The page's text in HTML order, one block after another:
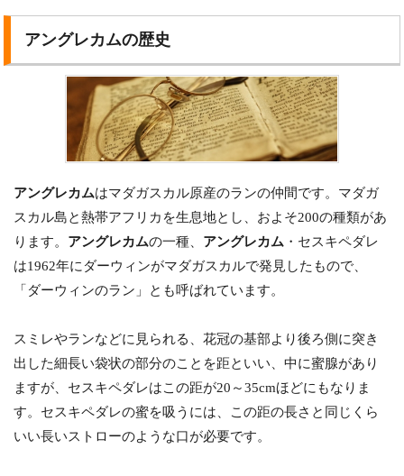
アングレカムの歴史
アングレカムはマダガスカル原産のランの仲間です。マダガ
スカル島と熱帯アフリカを生息地とし、およそ200の種類があ
ります。 アングレカムの一種、 アングレカム ・セスキペダレ
は1962年にダーウィンがマダガスカルで発見したもので、
「ダーウィンのラン」とも呼ばれています。
スミレやランなどに見られる、花冠の基部より後ろ側に突き
出した細長い袋状の部分のことを距といい、中に蜜腺があり
ますが、セスキペダレはこの距が20～35cmほどにもなりま
す。セスキペダレの蜜を吸うには、この距の長さと同じくら
いい長いストローのような口が必要です。